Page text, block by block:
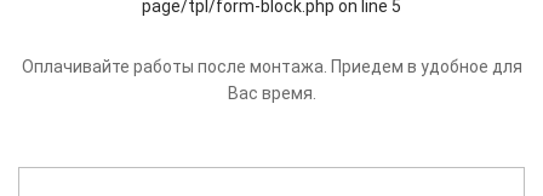
Оплачивайте работы после монтажа. Приедем в удобное для
Вас время.